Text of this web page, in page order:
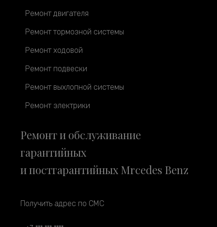
Ремонт двигателя
Ремонт тормозной системы
Ремонт ходовой
Ремонт подвески
Ремонт выхлопной системы
Ремонт электрики
Ремонт и обслуживание
гарантийных
и постгарантийных Mrcedes Benz
Получить адрес по СМС